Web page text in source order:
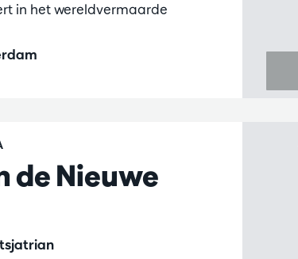
in het wereldvermaarde
de Nieuwe